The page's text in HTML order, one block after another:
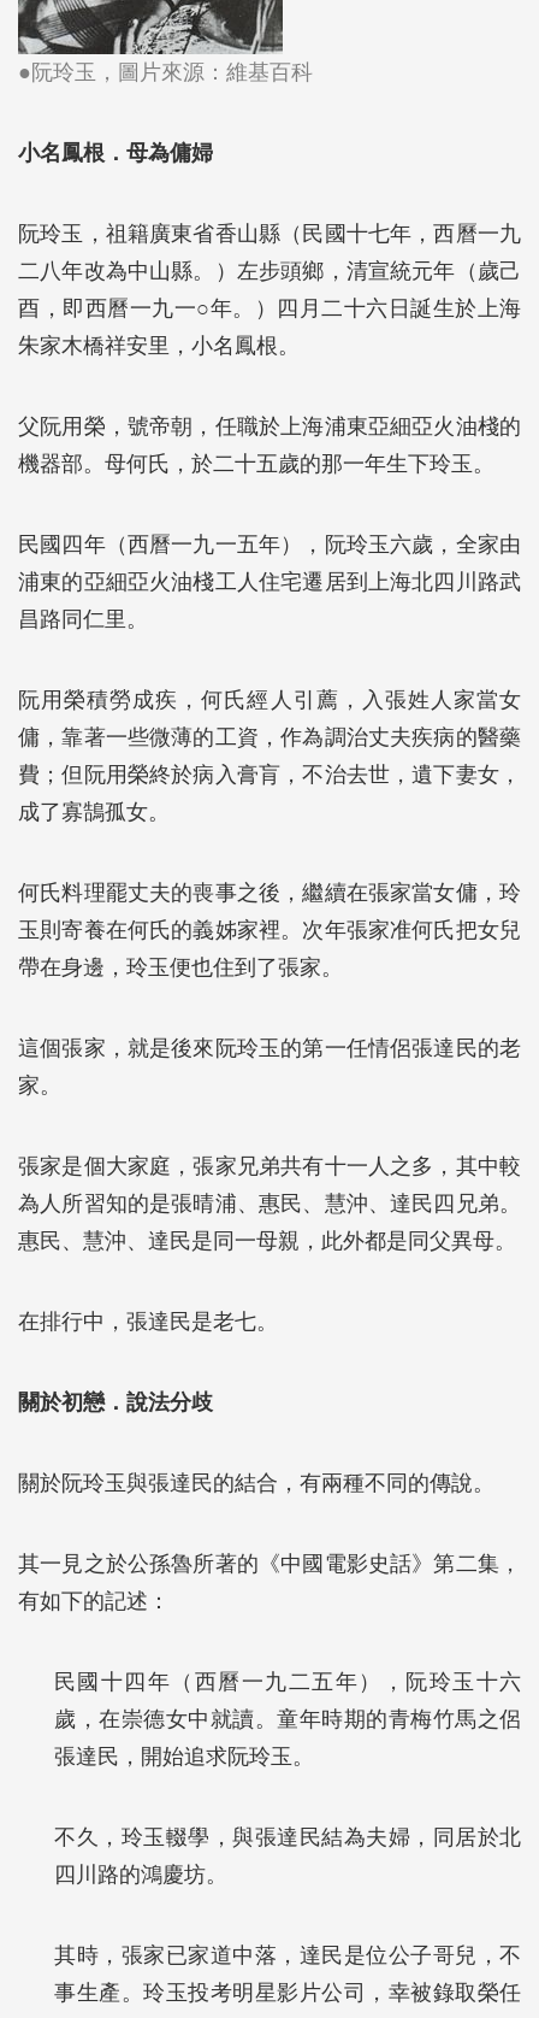
●阮玲玉，圖片來源： 維基百科
小名鳳根．母為傭婦
阮玲玉，祖籍廣東省香山縣（民國十七年，西曆一九
二八年改為中山縣。）左步頭鄉，清宣統元年（歲己
酉，即西曆一九一○年。）四月二十六日誕生於上海
朱家木橋祥安里，小名鳳根。
父阮用榮，號帝朝，任職於上海浦東亞細亞火油棧的
機器部。母何氏，於二十五歲的那一年生下玲玉。
民國四年（西曆一九一五年），阮玲玉六歲，全家由
浦東的亞細亞火油棧工人住宅遷居到上海北四川路武
昌路同仁里。
阮用榮積勞成疾，何氏經人引薦，入張姓人家當女
傭，靠著一些微薄的工資，作為調治丈夫疾病的醫藥
費；但阮用榮終於病入膏肓，不治去世，遺下妻女，
成了寡鵠孤女。
何氏料理罷丈夫的喪事之後，繼續在張家當女傭，玲
玉則寄養在何氏的義姊家裡。次年張家准何氏把女兒
帶在身邊，玲玉便也住到了張家。
這個張家，就是後來阮玲玉的第一任情侶張達民的老
家。
張家是個大家庭，張家兄弟共有十一人之多，其中較
為人所習知的是張晴浦、惠民、慧沖、達民四兄弟。
惠民、慧沖、達民是同一母親，此外都是同父異母。
在排行中，張達民是老七。
關於初戀．說法分歧
關於阮玲玉與張達民的結合，有兩種不同的傳說。
其一見之於公孫魯所著的《中國電影史話》第二集，
有如下的記述：
民國十四年（西曆一九二五年），阮玲玉十六
歲，在崇德女中就讀。童年時期的青梅竹馬之侶
張達民，開始追求阮玲玉。
不久，玲玉輟學，與張達民結為夫婦，同居於北
四川路的鴻慶坊。
其時，張家已家道中落，達民是位公子哥兒，不
事生產。玲玉投考明星影片公司，幸被錄取榮任